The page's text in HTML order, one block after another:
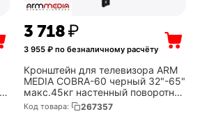
3 718₽
3 955₽ по безналичному расчёту
Кронштейн для телевизора ARM
MEDIA COBRA-60 черный 32"-65"
макс.45кг настенный поворотно-
выдвижной и наклонный (Arm
Код товара: 267357